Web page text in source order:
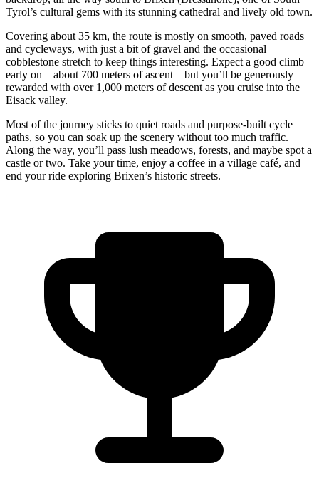
Tyrol’s cultural gems with its stunning cathedral and lively old town.
Covering about 35 km, the route is mostly on smooth, paved roads
and cycleways, with just a bit of gravel and the occasional
cobblestone stretch to keep things interesting. Expect a good climb
early on—about 700 meters of ascent—but you’ll be generously
rewarded with over 1,000 meters of descent as you cruise into the
Eisack valley.
Most of the journey sticks to quiet roads and purpose-built cycle
paths, so you can soak up the scenery without too much traffic.
Along the way, you’ll pass lush meadows, forests, and maybe spot a
castle or two. Take your time, enjoy a coffee in a village café, and
end your ride exploring Brixen’s historic streets.